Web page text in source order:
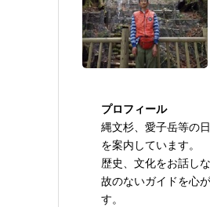
プロフィール
縄文杉、愛子岳等の
を案内しています。
歴史、文化をお話し
故のないガイドを心
す。